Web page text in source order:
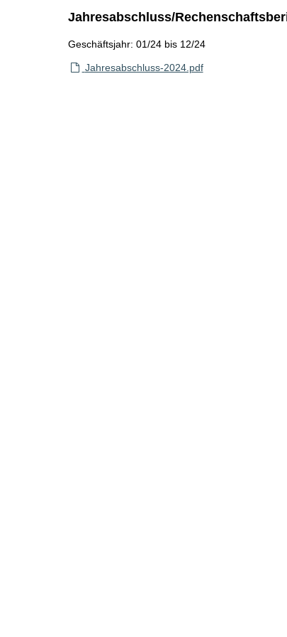
Jahresabschluss/
Geschäftsjahr: 01/24 bis 12/24
Jahresabschluss-2024.pdf